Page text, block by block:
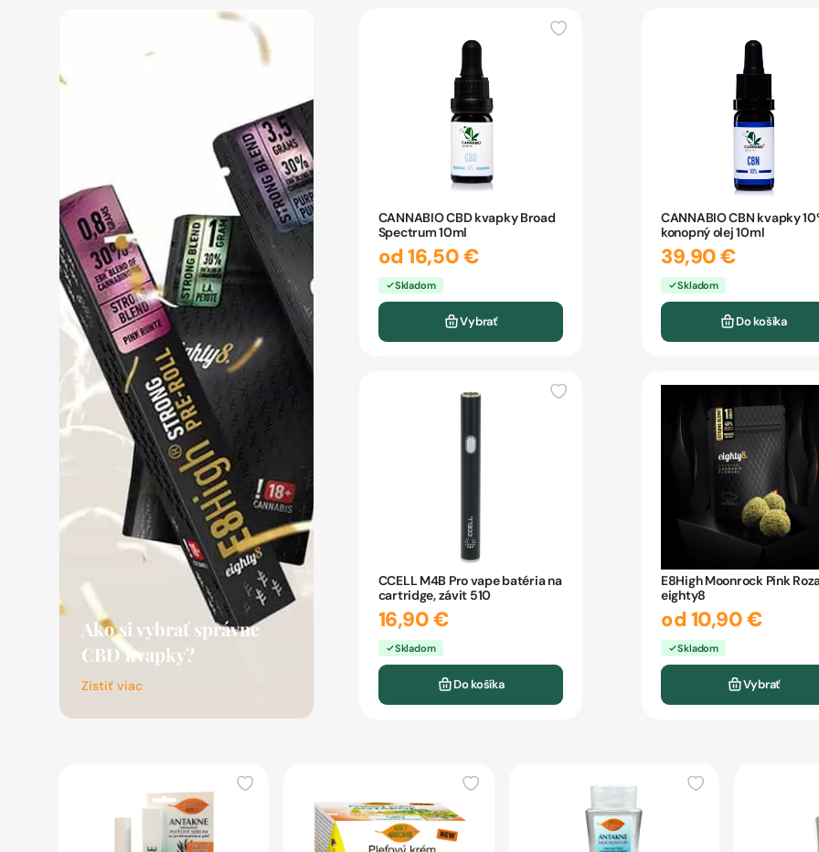
Ako si vybrať správne
CBD kvapky?
Zistiť viac
CANNABIO CBD kvapky Broad
Spectrum 10ml
od 16,50 €
Skladom
Vybrať
CANNABIO CBN kvapky
konopný olej 10ml
39,90 €
Skladom
Do košíka
CCELL M4B Pro vape batéria na
cartridge, závit 510
16,90 €
Skladom
Do košíka
E8High Moonrock Pink
eighty8
od 10,90 €
Skladom
Vybrať